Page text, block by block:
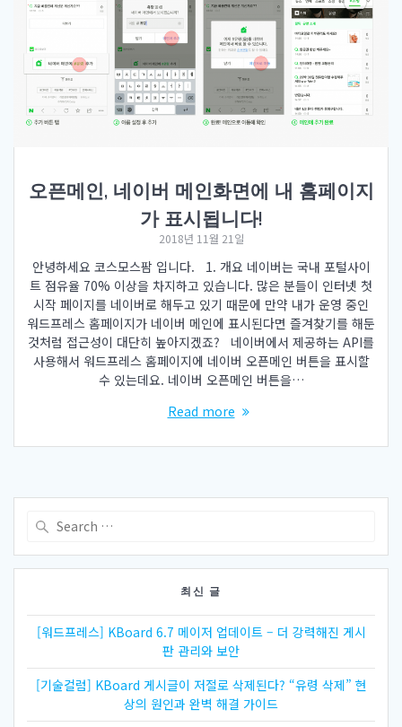
오픈메인, 네이버 메인화면에 내 홈페이지
가 표시됩니다!
2018년 11월 21일
안녕하세요 코스모스팜 입니다. 1. 개요 네이버는 국내 포털사이
트 점유율 70% 이상을 차지하고 있습니다. 많은 분들이 인터넷 첫
시작 페이지를 네이버로 해두고 있기 때문에 만약 내가 운영 중인
워드프레스 홈페이지가 네이버 메인에 표시된다면 즐겨찾기를 해둔
것처럼 접근성이 대단히 높아지겠죠? 네이버에서 제공하는 API를
사용해서 워드프레스 홈페이지에 네이버 오픈메인 버튼을 표시할
수 있는데요. 네이버 오픈메인 버튼을…
Read more
최신 글
[워드프레스] KBoard 6.7 메이저 업데이트 – 더 강력해진 게시
판 관리와 보안
[기술컬럼] KBoard 게시글이 저절로 삭제된다? “유령 삭제” 현
상의 원인과 완벽 해결 가이드